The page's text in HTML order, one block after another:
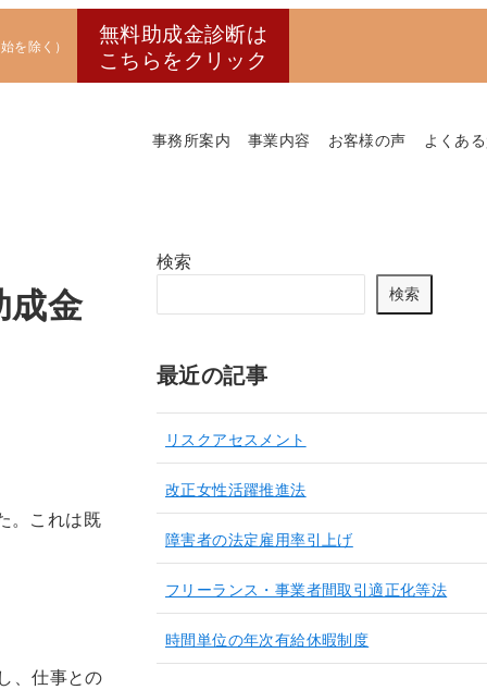
を除く）
無料助成金診断は
こちらをクリック
事務所案内 事業内容 お客様の声 よくあ
成金
。これは既
、仕事との
検索
検索
最近の記事
リスクアセスメント
改正女性活躍推進法
障害者の法定雇用率引上げ
フリーランス・事業者間取引適正化等法
時間単位の年次有給休暇制度